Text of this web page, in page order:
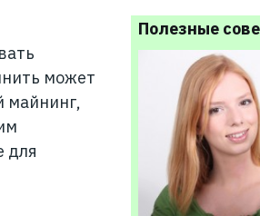
может
майнинг,
для
Полезные